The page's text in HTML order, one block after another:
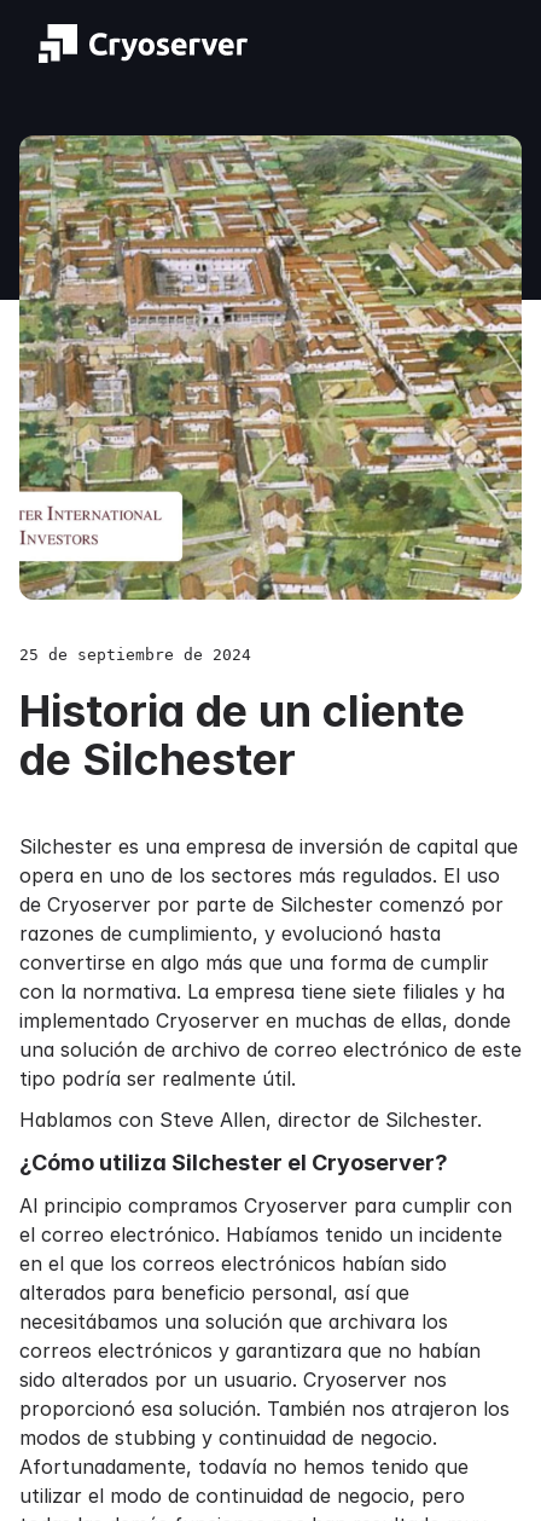
25 de septiembre de 2024
Historia de un cliente
de Silchester
Silchester es una empresa de inversión de capital que
opera en uno de los sectores más regulados. El uso
de Cryoserver por parte de Silchester comenzó por
razones de cumplimiento, y evolucionó hasta
convertirse en algo más que una forma de cumplir
con la normativa. La empresa tiene siete filiales y ha
implementado Cryoserver en muchas de ellas, donde
una solución de archivo de correo electrónico de este
tipo podría ser realmente útil.
Hablamos con Steve Allen, director de Silchester.
¿Cómo utiliza Silchester el Cryoserver?
Al principio compramos Cryoserver para cumplir con
el correo electrónico. Habíamos tenido un incidente
en el que los correos electrónicos habían sido
alterados para beneficio personal, así que
necesitábamos una solución que archivara los
correos electrónicos y garantizara que no habían
sido alterados por un usuario. Cryoserver nos
proporcionó esa solución. También nos atrajeron los
modos de stubbing y continuidad de negocio.
Afortunadamente, todavía no hemos tenido que
utilizar el modo de continuidad de negocio, pero